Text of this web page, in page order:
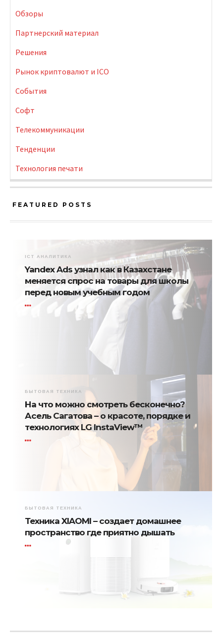
Обзоры
Партнерский материал
Решения
Рынок криптовалют и ICO
События
Софт
Телекоммуникации
Тенденции
Технология печати
FEATURED POSTS
ICT АНАЛИТИКА
Yandex Ads узнал как в Казахстане
меняется спрос на товары для школы
перед новым учебным годом
БЫТОВАЯ ТЕХНИКА
На что можно смотреть бесконечно?
Асель Сагатова – о красоте, порядке и
технологиях LG InstaView™
БЫТОВАЯ ТЕХНИКА
Техника XIAOMI – создает домашнее
пространство где приятно дышать